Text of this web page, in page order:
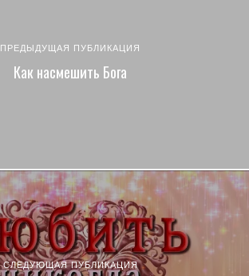
ПРЕДЫДУЩАЯ ПУБЛИКАЦИЯ
Как насмешить Бога
СЛЕДУЮЩАЯ ПУБЛИКАЦИЯ